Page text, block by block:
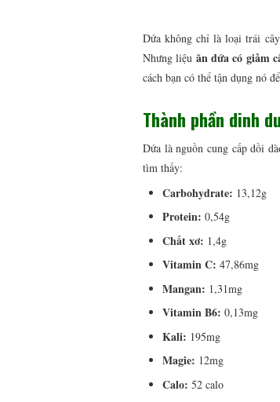
Dứa không chỉ là loại trái
Nhưng liệu ăn dứa có giảm
cách bạn có thể tận dụng nó
Thành phần dinh
Dứa là nguồn cung cấp dồi
tìm thấy:
Carbohydrate: 13,12g
Protein: 0,54g
Chất xơ: 1,4g
Vitamin C: 47,86mg
Mangan: 1,31mg
Vitamin B6: 0,13mg
Kali: 195mg
Magie: 12mg
Calo: 52 calo